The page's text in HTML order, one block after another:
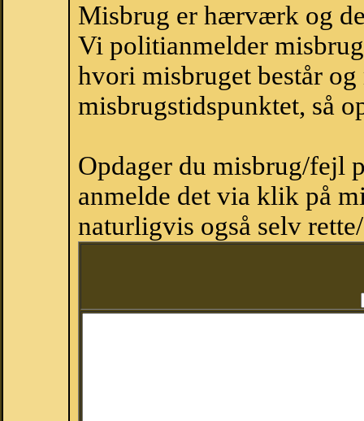
Misbrug er hærværk og
Vi politianmelder
hvori misbruget består
misbrugstidspunktet, så
Opdager du misbrug/fejl
anmelde det via klik på
naturligvis også selv